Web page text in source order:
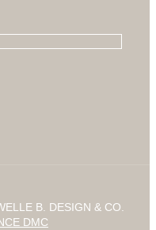
B. DESIGN & CO.
DMC